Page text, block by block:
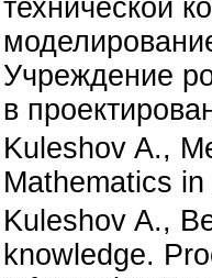
технической
Учреждение
в
Kuleshov A.,
Mathematics
Kuleshov A.,
knowledge.